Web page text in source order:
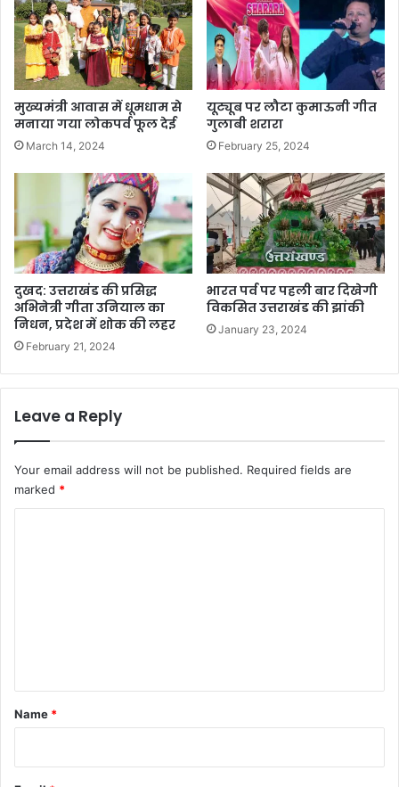
मुख्यमंत्री आवास में धूमधाम से
मनाया गया लोकपर्व फूल देई
March 14, 2024
यूट्यूब पर लौटा कुमाऊनी गीत
गुलाबी शरारा
February 25, 2024
दुखद: उत्तराखंड की प्रसिद्ध
अभिनेत्री गीता उनियाल का
निधन, प्रदेश में शोक की लहर
February 21, 2024
भारत पर्व पर पहली बार दिखेगी
विकसित उत्तराखंड की झांकी
January 23, 2024
Leave a Reply
Your email address will not be published. Required fields are
marked *
*
Name *